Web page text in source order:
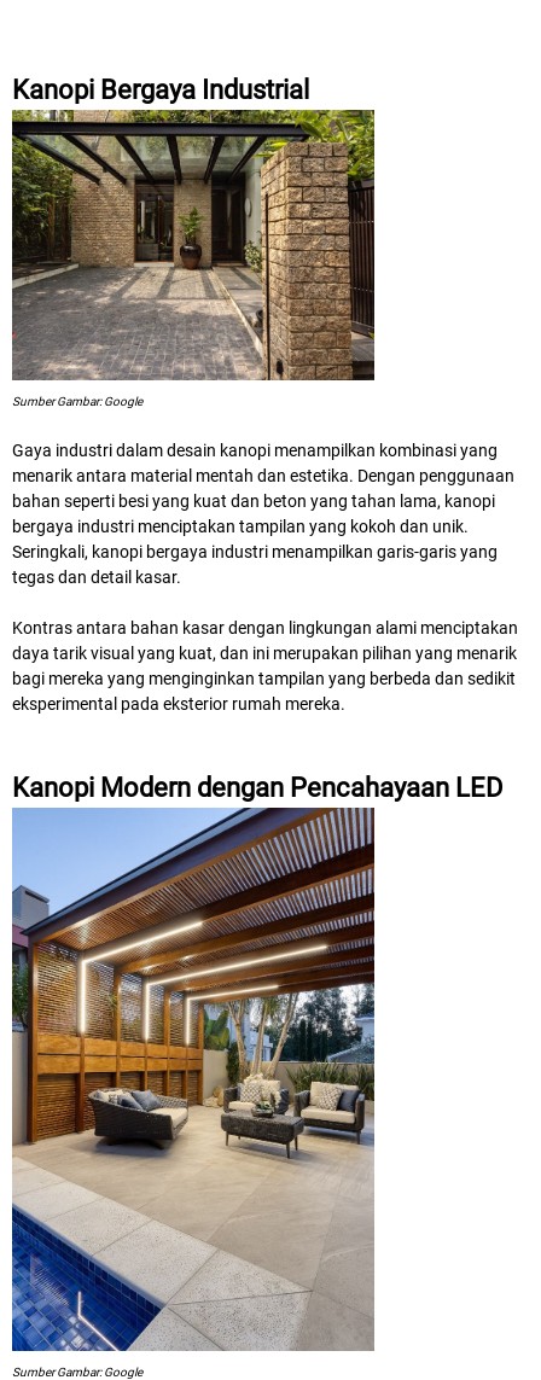
Kanopi Bergaya Industrial
Sumber Gambar: Google
Gaya industri dalam desain kanopi menampilkan kombinasi yang
menarik antara material mentah dan estetika. Dengan penggunaan
bahan seperti besi yang kuat dan beton yang tahan lama, kanopi
bergaya industri menciptakan tampilan yang kokoh dan unik.
Seringkali, kanopi bergaya industri menampilkan garis-garis yang
tegas dan detail kasar.
Kontras antara bahan kasar dengan lingkungan alami menciptakan
daya tarik visual yang kuat, dan ini merupakan pilihan yang menarik
bagi mereka yang menginginkan tampilan yang berbeda dan sedikit
eksperimental pada eksterior rumah mereka.
Kanopi Modern dengan Pencahayaan LED
Sumber Gambar: Google